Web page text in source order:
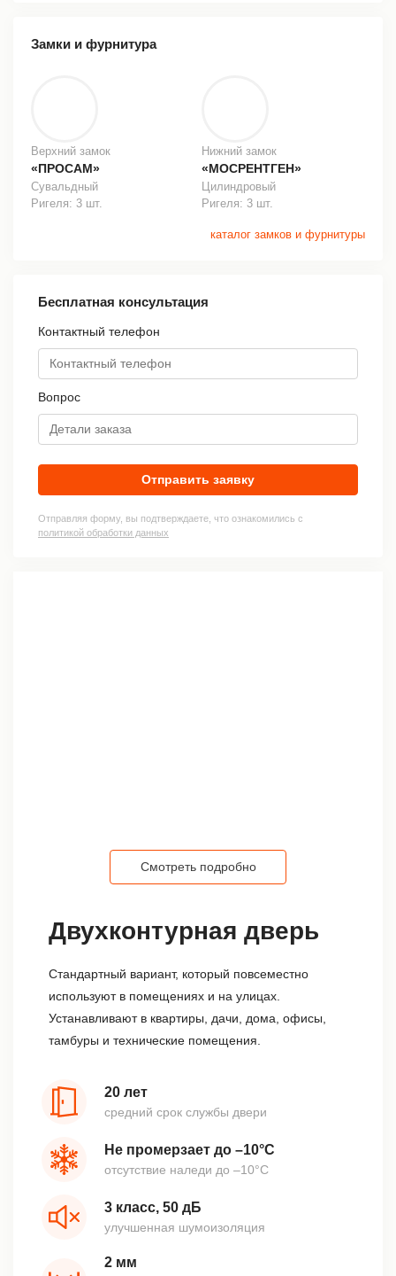
Замки и фурнитура
Верхний замок
«ПРОСАМ»
Сувальдный
Ригеля: 3 шт.
Нижний замок
«МОСРЕНТГЕН»
Цилиндровый
Ригеля: 3 шт.
каталог замков и фурнитуры
Бесплатная консультация
Контактный телефон
Вопрос
Отправить заявку
Отправляя форму, вы подтверждаете, что ознакомились с
политикой обработки данных
Двухконтурная дверь
Стандартный вариант, который повсеместно
используют в помещениях и на улицах.
Устанавливают в квартиры, дачи, дома, офисы,
тамбуры и технические помещения.
20 лет
средний срок службы двери
Не промерзает до –10°С
отсутствие наледи до –10°С
3 класс, 50 дБ
улучшенная шумоизоляция
2 мм
Смотреть подробно